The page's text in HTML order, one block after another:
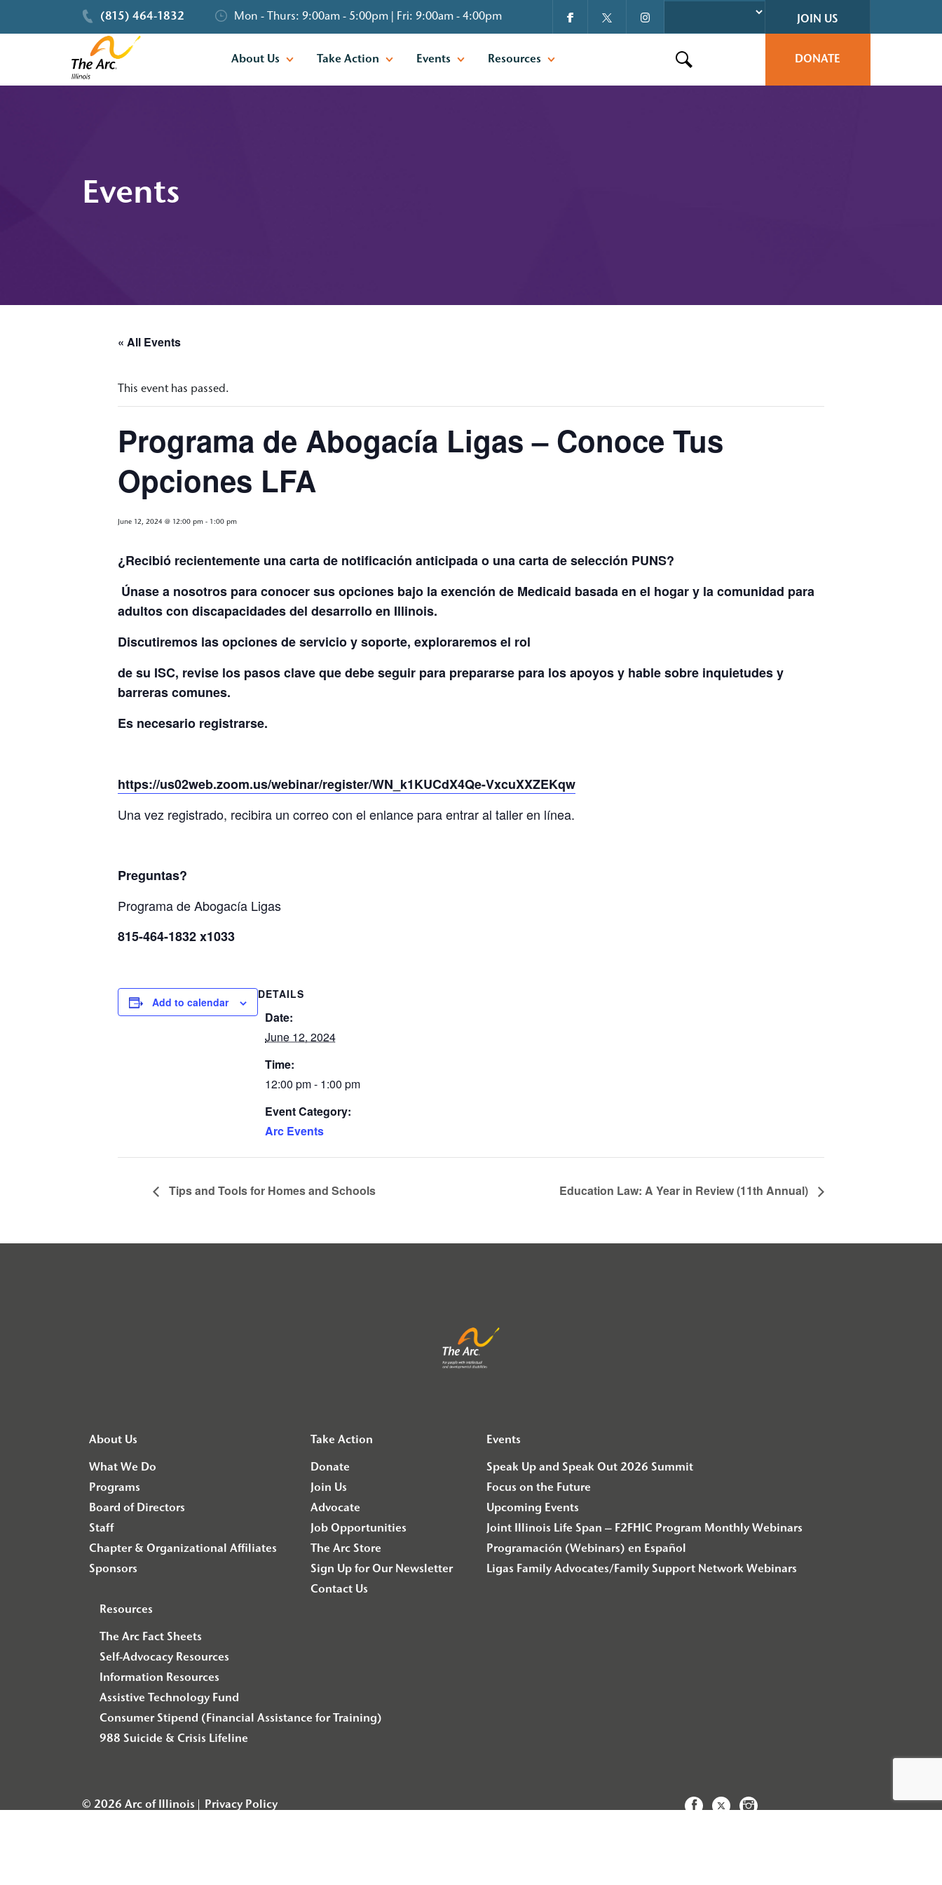
(815) 464-1832 Mon - Thurs: 9:00am - 5:00pm | Fri: 9:00am - 4:00pm JOIN US
About Us Take Action Events Resources Search this site DONATE
Events
« All Events
This event has passed.
Programa de Abogacía Ligas – Conoce Tus
Opciones LFA
June 12, 2024 @ 12:00 pm - 1:00 pm
¿Recibió recientemente una carta de notificación anticipada o una carta de selección PUNS?
Únase a nosotros para conocer sus opciones bajo la exención de Medicaid basada en el hogar y la comunidad para
adultos con discapacidades del desarrollo en Illinois.
Discutiremos las opciones de servicio y soporte, exploraremos el rol
de su ISC, revise los pasos clave que debe seguir para prepararse para los apoyos y hable sobre inquietudes y
barreras comunes.
Es necesario registrarse.
https://us02web.zoom.us/webinar/register/WN_k1KUCdX4Qe-VxcuXXZEKqw
Una vez registrado, recibira un correo con el enlance para entrar al taller en línea.
Preguntas?
Programa de Abogacía Ligas
815-464-1832 x1033
Add to calendar
DETAILS
Date:
June 12, 2024
Time:
12:00 pm - 1:00 pm
Event Category:
Arc Events
Tips and Tools for Homes and Schools Education Law: A Year in Review (11th Annual)
About Us
What We Do
Programs
Board of Directors
Staff
Chapter & Organizational Affiliates
Sponsors
Take Action
Donate
Join Us
Advocate
Job Opportunities
The Arc Store
Sign Up for Our Newsletter
Contact Us
Events
Speak Up and Speak Out 2026 Summit
Focus on the Future
Upcoming Events
Joint Illinois Life Span – F2FHIC Program Monthly Webinars
Programación (Webinars) en Español
Ligas Family Advocates/Family Support Network Webinars
Resources
The Arc Fact Sheets
Self-Advocacy Resources
Information Resources
Assistive Technology Fund
Consumer Stipend (Financial Assistance for Training)
988 Suicide & Crisis Lifeline
© 2026 Arc of Illinois Privacy Policy